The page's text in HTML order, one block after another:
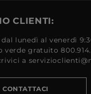
CLIENTI:
lunedì al venerdì
verde gratuito
a
CONTATTACI